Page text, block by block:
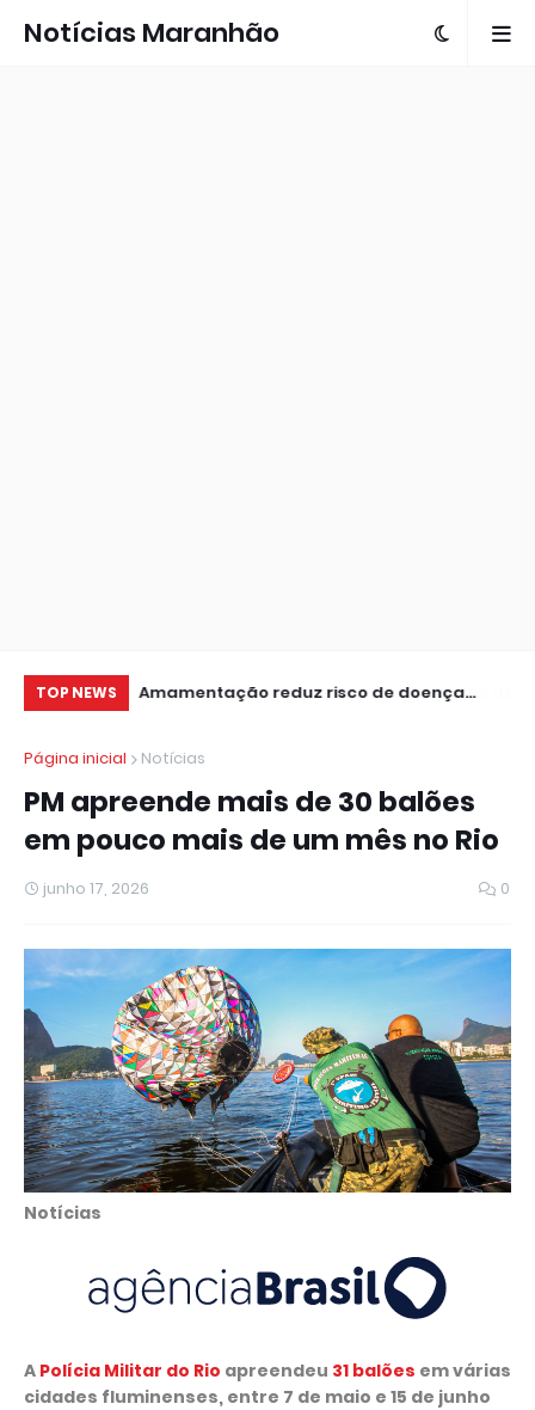
Notícias Maranhão
TOP NEWS
dados da 1ª
Amamentação reduz risco de doença
Página inicial
Notícias
PM apreende mais de 30 balões
em pouco mais de um mês no Rio
junho 17, 2026 0
Notícias
A Polícia Militar do Rio apreendeu 31 balões em várias
cidades fluminenses, entre 7 de maio e 15 de junho